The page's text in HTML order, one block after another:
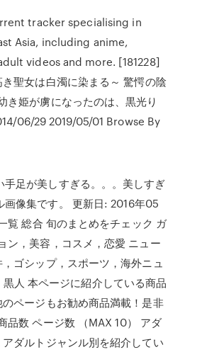
tracker specialising in
Asia, including anime,
videos and more. [181228]
聖女は白濁に染まる～ 驚愕の陰
き姫が虜になったのは、黒光り
06/29 2019/05/01 Browse By
手足が美しすぎる。。。美しすぎ
画像集です。 更新日: 2016年05
覧 総合 旬のまとめをチェック ガ
ン，美容，コスメ，恋愛 ニュー
ゴシップ，スポーツ，海外ニュ
人 本ページに紹介している商品
ページもお勧め商品満載！是非
品数 ページ数 （MAX 10） アダ
ダルトジャンル別を紹介してい